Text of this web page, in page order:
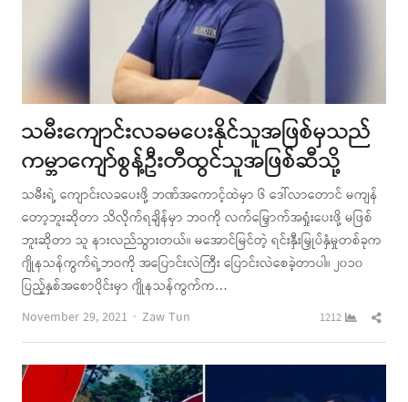
သမီးကျောင်းလခမပေးနိုင်သူအဖြစ်မှသည်
ကမ္ဘာကျော်စွန့်ဦးတီထွင်သူအဖြစ်ဆီသို့
သမီးရဲ့ ကျောင်းလခပေးဖို့ ဘဏ်အကောင့်ထဲမှာ ၆ ဒေါ်လာတောင် မကျန်
တော့ဘူးဆိုတာ သိလိုက်ရချိန်မှာ ဘဝကို လက်မြှောက်အရှုံးပေးဖို့ မဖြစ်
ဘူးဆိုတာ သူ နားလည်သွားတယ်။ မအောင်မြင်တဲ့ ရင်းနှီးမြှုပ်နှံမှုတစ်ခုက
ဂျိုနသန်ကွက်ရဲ့ဘဝကို အပြောင်းလဲကြီး ပြောင်းလဲစေခဲ့တာပါ။ ၂၀၁၀
ပြည့်နှစ်အစောပိုင်းမှာ ဂျိုနသန်ကွက်က…
November 29, 2021
Author
Zaw Tun 1212